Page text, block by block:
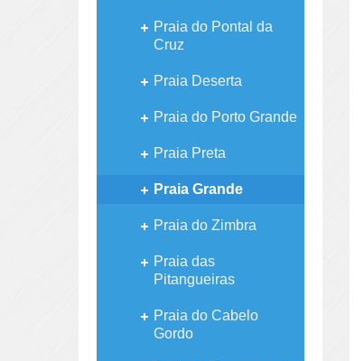
Praia do Pontal da
Cruz
Praia Deserta
Praia do Porto Grande
Praia Preta
Praia Grande
Praia do Zimbra
Praia das
Pitangueiras
Praia do Cabelo
Gordo